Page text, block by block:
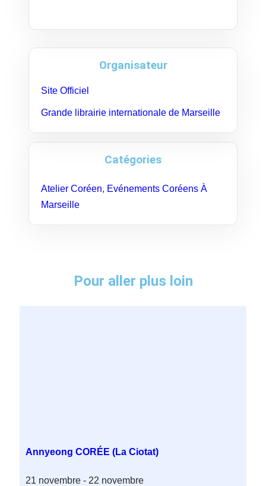
Organisateur
Site Officiel
Grande librairie internationale de Marseille
Catégories
Atelier Coréen, Evénements Coréens À
Marseille
Pour aller plus loin
Annyeong CORÉE (La Ciotat)
21 novembre - 22 novembre